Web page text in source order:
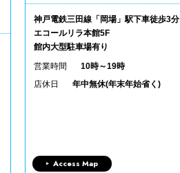
神戸電鉄三田線「岡場」駅下車徒歩3分
エコールリラ本館5F
館内大型駐車場有り
営業時間
10時～19時
店休日
年中無休(年末年始省く)
Access Map